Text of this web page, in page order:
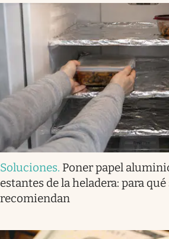
Soluciones. Poner papel
estantes de la heladera: para
recomiendan